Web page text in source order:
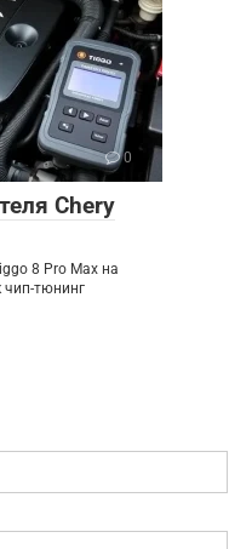
0
Chery
8 Pro Max на
чип-тюнинг